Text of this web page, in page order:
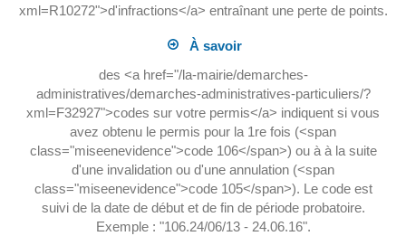
xml=R10272">d'infractions</a> entraînant une perte de points.
À savoir
des <a href="/la-mairie/demarches-
administratives/demarches-administratives-particuliers/?
xml=F32927">codes sur votre permis</a> indiquent si vous
avez obtenu le permis pour la 1re fois (<span
class="miseenevidence">code 106</span>) ou à à la suite
d'une invalidation ou d'une annulation (<span
class="miseenevidence">code 105</span>). Le code est
suivi de la date de début et de fin de période probatoire.
Exemple : "106.24/06/13 - 24.06.16".